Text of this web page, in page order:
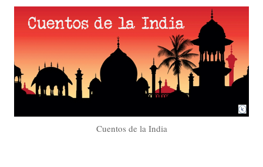
Cuentos de la India